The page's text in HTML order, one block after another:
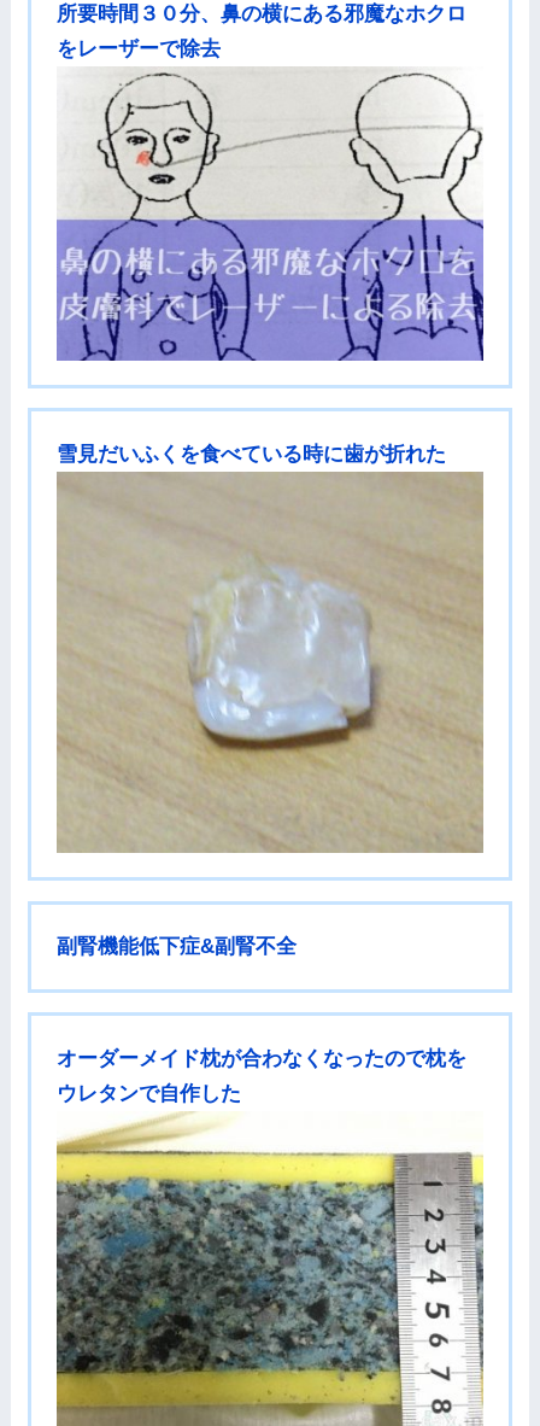
所要時間３０分、鼻の横にある邪魔なホクロ
をレーザーで除去
雪見だいふくを食べている時に歯が折れた
副腎機能低下症&副腎不全
オーダーメイド枕が合わなくなったので枕を
ウレタンで自作した